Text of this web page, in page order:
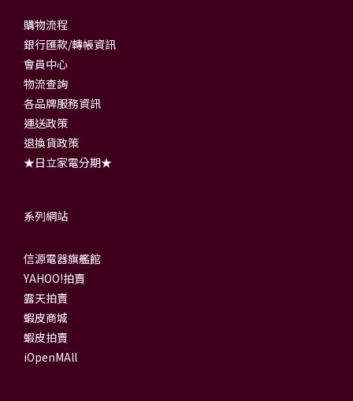
購物流程
銀行匯款/轉帳資訊
會員中心
物流查詢
各品牌服務資訊
運送政策
退換貨政策
★日立家電分期★
系列網站
信源電器旗艦館
YAHOO!拍賣
露天拍賣
蝦皮商城
蝦皮拍賣
iOpenMAll